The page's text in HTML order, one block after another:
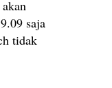
saja
tidak